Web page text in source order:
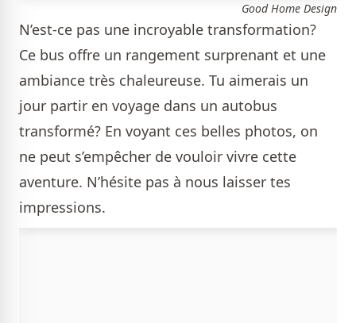
Good Home Design
N’est-ce pas une incroyable transformation?
Ce bus offre un rangement surprenant et une
ambiance très chaleureuse. Tu aimerais un
jour partir en voyage dans un autobus
transformé? En voyant ces belles photos, on
ne peut s’empêcher de vouloir vivre cette
aventure. N’hésite pas à nous laisser tes
impressions.